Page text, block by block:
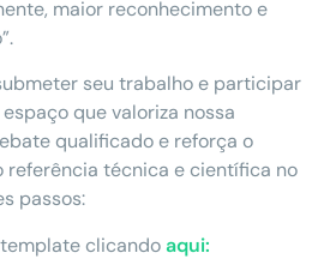
maior reconhecimento e
seu trabalho e participar
que valoriza nossa
qualificado e reforça o
referência técnica e científica no
passos:
clicandoaqui: